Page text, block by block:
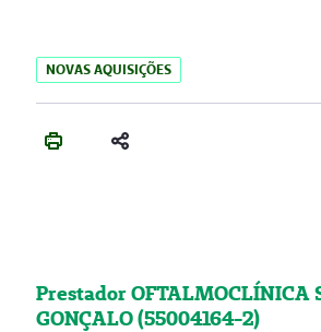
NOVAS AQUISIÇÕES
Prestador OFTALMOCLÍNICA
GONÇALO (55004164-2)